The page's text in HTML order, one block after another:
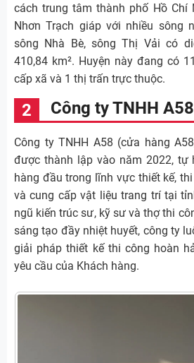
cách trung tâm thành phố Hồ Chí
Nhơn Trạch giáp với nhiều sông
sông Nhà Bè, sông Thị Vải có
410,84 km². Huyện này đang có
cấp xã và 1 thị trấn trực thuộc.
Công ty TNHH A58
Công ty TNHH A58 (cửa hàng
được thành lập vào năm 2022, tự
hàng đầu trong lĩnh vực thiết kế,
và cung cấp vật liệu trang trí tại
ngũ kiến trúc sư, kỹ sư và thợ thi
sáng tạo đầy nhiệt huyết, công ty
giải pháp thiết kế thi công hoàn
yêu cầu của Khách hàng.